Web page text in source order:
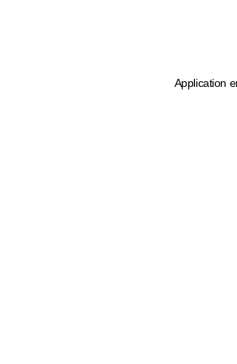
Application